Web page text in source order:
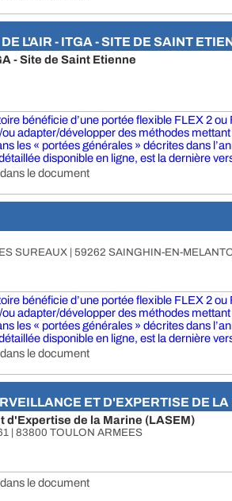
L'AIR - ITGA - SITE DE SAINT
- Site de Saint Etienne
bénéficie d’une portée flexible FLEX 2
ou adapter/développer des méthodes
les « portées générales » décrites dans
disponible en ligne, est la dernière
le document
SUREAUX | 59262 SAINGHIN-EN-
bénéficie d’une portée flexible FLEX 2
ou adapter/développer des méthodes
les « portées générales » décrites dans
disponible en ligne, est la dernière
le document
ET D'EXPERTISE DE
de la Marine (LASEM)
| 83800 TOULON ARMEES
le document